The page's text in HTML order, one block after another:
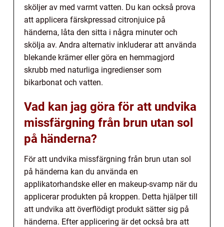
sköljer av med varmt vatten. Du kan också prova
att applicera färskpressad citronjuice på
händerna, låta den sitta i några minuter och
skölja av. Andra alternativ inkluderar att använda
blekande krämer eller göra en hemmagjord
skrubb med naturliga ingredienser som
bikarbonat och vatten.
Vad kan jag göra för att undvika
missfärgning från brun utan sol
på händerna?
För att undvika missfärgning från brun utan sol
på händerna kan du använda en
applikatorhandske eller en makeup-svamp när du
applicerar produkten på kroppen. Detta hjälper till
att undvika att överflödigt produkt sätter sig på
händerna. Efter applicering är det också bra att